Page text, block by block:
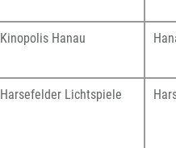
Kinopolis Hanau
Harsefelder Lichtspiele